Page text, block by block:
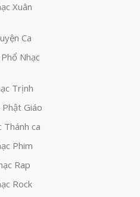
Xuân
Ca
Nhạc
Trịnh
Phật Giáo
Thánh ca
Phim
Rap
Rock